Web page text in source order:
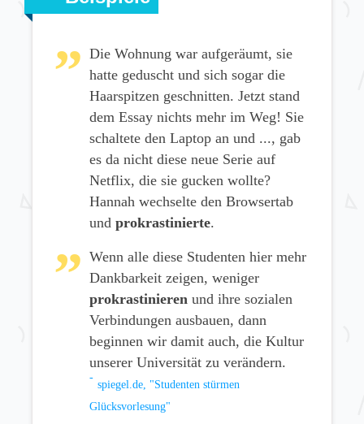
Die Wohnung war aufgeräumt, sie
hatte geduscht und sich sogar die
Haarspitzen geschnitten. Jetzt stand
dem Essay nichts mehr im Weg! Sie
schaltete den Laptop an und ..., gab
es da nicht diese neue Serie auf
Netflix, die sie gucken wollte?
Hannah wechselte den Browsertab
und prokrastinierte.
Wenn alle diese Studenten hier mehr
Dankbarkeit zeigen, weniger
prokrastinieren und ihre sozialen
Verbindungen ausbauen, dann
beginnen wir damit auch, die Kultur
unserer Universität zu verändern.
spiegel.de, "Studenten stürmen
Glücksvorlesung"